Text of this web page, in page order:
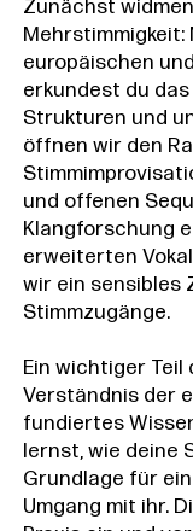
Zunächst
Mehrstimmigkeit:
europäischen
erkundest du
Strukturen und
öffnen wir den
und offenen
Klangforschung
erweiterten
wir ein sensibles
Stimmzugänge.
Ein wichtiger Teil
Verständnis der
fundiertes
lernst, wie deine
Grundlage für
Umgang mit ihr.